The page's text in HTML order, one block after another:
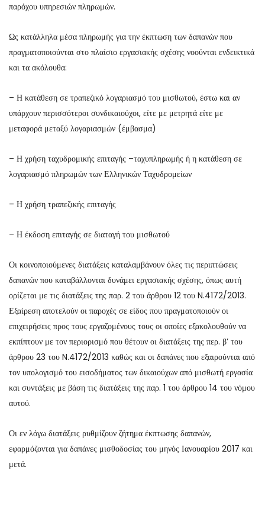
παρόχου υπηρεσιών πληρωμών.
Ως κατάλληλα μέσα πληρωμής για την έκπτωση των δαπανών που
πραγματοποιούνται στο πλαίσιο εργασιακής σχέσης νοούνται ενδεικτικά
και τα ακόλουθα:
– Η κατάθεση σε τραπεζικό λογαριασμό του μισθωτού, έστω και αν
υπάρχουν περισσότεροι συνδικαιούχοι, είτε με μετρητά είτε με
μεταφορά μεταξύ λογαριασμών (έμβασμα)
– Η χρήση ταχυδρομικής επιταγής –ταχυπληρωμής ή η κατάθεση σε
λογαριασμό πληρωμών των Ελληνικών Ταχυδρομείων
– Η χρήση τραπεζικής επιταγής
– Η έκδοση επιταγής σε διαταγή του μισθωτού
Οι κοινοποιούμενες διατάξεις καταλαμβάνουν όλες τις περιπτώσεις
δαπανών που καταβάλλονται δυνάμει εργασιακής σχέσης, όπως αυτή
ορίζεται με τις διατάξεις της παρ. 2 του άρθρου 12 του N.4172/2013.
Εξαίρεση αποτελούν οι παροχές σε είδος που πραγματοποιούν οι
επιχειρήσεις προς τους εργαζομένους τους οι οποίες εξακολουθούν να
εκπίπτουν με τον περιορισμό που θέτουν οι διατάξεις της περ. β’ του
άρθρου 23 του N.4172/2013 καθώς και οι δαπάνες που εξαιρούνται από
τον υπολογισμό του εισοδήματος των δικαιούχων από μισθωτή εργασία
και συντάξεις με βάση τις διατάξεις της παρ. 1 του άρθρου 14 του νόμου
αυτού.
Οι εν λόγω διατάξεις ρυθμίζουν ζήτημα έκπτωσης δαπανών,
εφαρμόζονται για δαπάνες μισθοδοσίας του μηνός Ιανουαρίου 2017 και
μετά.